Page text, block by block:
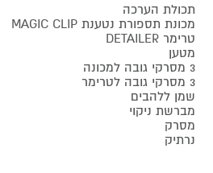
תכולת הערכה
מכונת תספורת נטענת MAGIC CLIP
טרימר DETAILER
מטען
3 מסרקי גובה למכונה
3 מסרקי גובה לטרימר
שמן ללהבים
מברשת ניקוי
מסרק
נרתיק